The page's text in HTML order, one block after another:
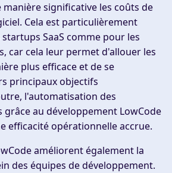
significative les coûts de
Cela est particulièrement
SaaS comme pour les
car cela leur permet d'allouer les
plus efficace et de se
principaux objectifs
l'automatisation des
grâce au développement LowCode
efficacité opérationnelle accrue.
améliorent également la
des équipes de développement.